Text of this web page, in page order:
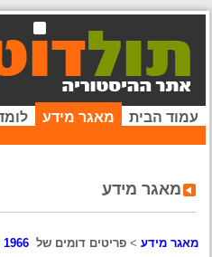
עמוד הבית מאגר מידע
מאגר מידע
מאגר מידע > פריטים דומים של 1966 : מיתון ואבטלה